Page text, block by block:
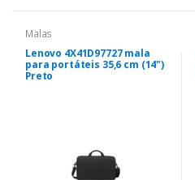
Malas
Lenovo 4X41D97727 mala
para portáteis 35,6 cm (14")
Preto